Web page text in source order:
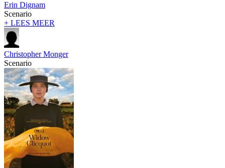
Erin Dignam
Scenario
+ LEES MEER
Christopher Monger
Scenario